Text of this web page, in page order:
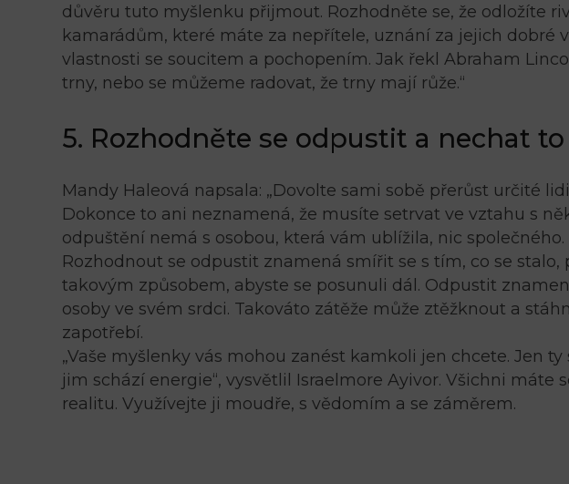
důvěru tuto myšlenku přijmout. Rozhodněte se, že odložíte
kamarádům, které máte za nepřítele, uznání za jejich dobré
vlastnosti se soucitem a pochopením. Jak řekl Abraham
trny, nebo se můžeme radovat, že trny mají růže.“
5. Rozhodněte se odpustit a nechat
Mandy Haleová napsala: „Dovolte sami sobě přerůst určité
Dokonce to ani neznamená, že musíte setrvat ve vztahu s
odpuštění nemá s osobou, která vám ublížila, nic
Rozhodnout se odpustit znamená smířit se s tím, co se
takovým způsobem, abyste se posunuli dál. Odpustit
osoby ve svém srdci. Takováto zátěže může ztěžknout a
zapotřebí.
„Vaše myšlenky vás mohou zanést kamkoli jen chcete. Jen
jim schází energie“, vysvětlil Israelmore Ayivor. Všichni máte
realitu. Využívejte ji moudře, s vědomím a se záměrem.